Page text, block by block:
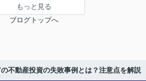
もっと見る
ブログトップへ
不動産投資の失敗事例とは？注意点を解説